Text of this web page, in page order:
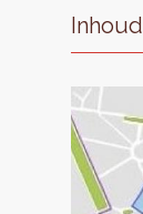
Inhoud